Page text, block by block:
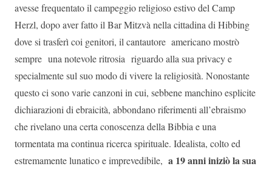
avesse frequentato il campeggio religioso estivo del Camp
Herzl, dopo aver fatto il Bar Mitzvà nella cittadina di Hibbing
dove si trasferì coi genitori, il cantautore americano mostrò
sempre una notevole ritrosia riguardo alla sua privacy e
specialmente sul suo modo di vivere la religiosità. Nonostante
questo ci sono varie canzoni in cui, sebbene manchino esplicite
dichiarazioni di ebraicità, abbondano riferimenti all’ebraismo
che rivelano una certa conoscenza della Bibbia e una
tormentata ma continua ricerca spirituale. Idealista, colto ed
estremamente lunatico e imprevedibile, a 19 anni iniziò la sua